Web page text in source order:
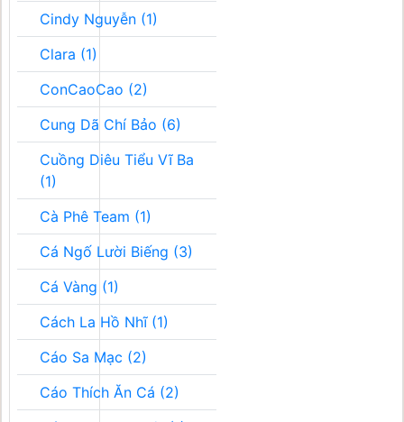
Cindy Nguyễn (1)
Clara (1)
ConCaoCao (2)
Cung Dã Chí Bảo (6)
Cuồng Diêu Tiểu Vĩ Ba
(1)
Cà Phê Team (1)
Cá Ngố Lười Biếng (3)
Cá Vàng (1)
Cách La Hồ Nhĩ (1)
Cáo Sa Mạc (2)
Cáo Thích Ăn Cá (2)